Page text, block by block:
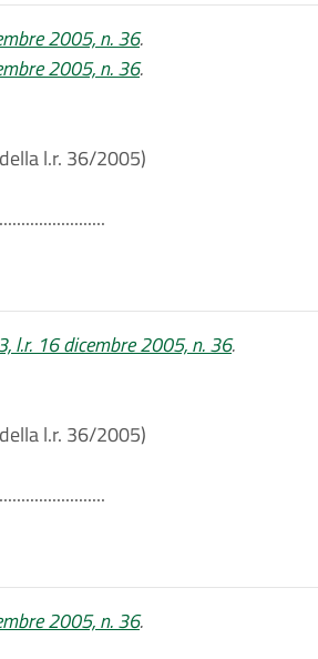
2005, n. 36.
2005, n. 36.
l.r. 36/2005)
l.r. 16 dicembre 2005, n. 36.
l.r. 36/2005)
2005, n. 36.